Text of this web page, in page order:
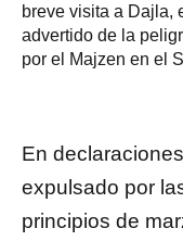
breve visita a Dajla,
advertido de la
por el Majzen en el
En
expulsado por
principios de